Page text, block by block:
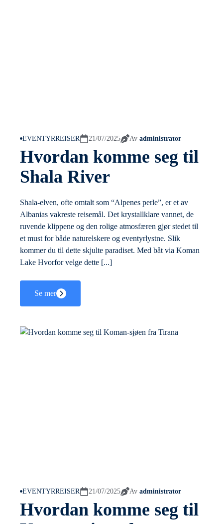
EVENTYRREISER 21/07/2025 Av administrator
Hvordan komme seg til
Shala River
Shala-elven, ofte omtalt som “Alpenes perle”, er et av
Albanias vakreste reisemål. Det krystallklare vannet, de
ruvende klippene og den rolige atmosfæren gjør stedet til
et must for både naturelskere og eventyrlystne. Slik
kommer du til dette skjulte paradiset. Med båt via Koman
Lake Hvorfor velge dette [...]
Se mer
EVENTYRREISER 21/07/2025 Av administrator
Hvordan komme seg til